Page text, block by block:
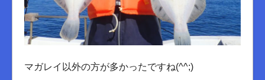
マガレイ以外の方が多かったですね(^^;)